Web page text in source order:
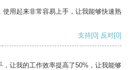
用起来非常容易上手，让我能够快速熟
支持[0] 反对[0]
让我的工作效率提高了50%，让我能够